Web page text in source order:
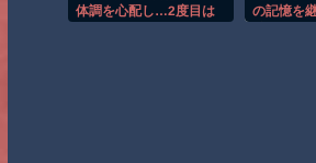
体調を心配し…2度目は の記憶を